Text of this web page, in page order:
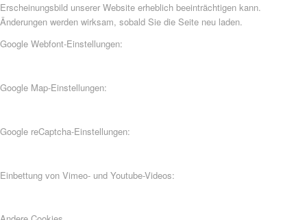
Erscheinungsbild unserer Website erheblich beeinträchtigen kann.
Änderungen werden wirksam, sobald Sie die Seite neu laden.
Google Webfont-Einstellungen:
Google Map-Einstellungen:
Google reCaptcha-Einstellungen:
Einbettung von Vimeo- und Youtube-Videos: